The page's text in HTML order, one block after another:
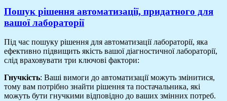
Пошук рішення автоматизації, придатного для
вашої лабораторії
Під час пошуку рішення для автоматизації лабораторії, яка
ефективно підвищить якість вашої діагностичної лабораторії,
слід враховувати три ключові фактори:
Гнучкість: Ваші вимоги до автоматизації можуть змінитися,
тому вам потрібно знайти рішення та постачальника, які
можуть бути гнучкими відповідно до ваших змінних потреб.